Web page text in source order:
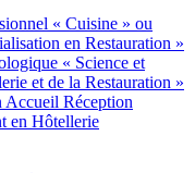
« Cuisine » ou
en Restauration »
« Science et
et de la Restauration »
Accueil Réception
en Hôtellerie